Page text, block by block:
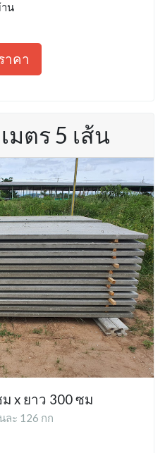
น
าคา
มตร 5 เส้น
x ยาว 300 ซม
ละ 126 กก